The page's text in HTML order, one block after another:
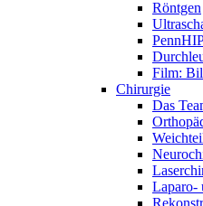
Röntgen
Film:
Chirurgie
Das
Laparo-